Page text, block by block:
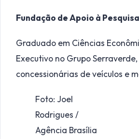
Fundação de Apoio à
Graduado em Ciências
Executivo no Grupo
concessionárias de veículos e
Foto: Joel
Rodrigues /
Agência Brasília